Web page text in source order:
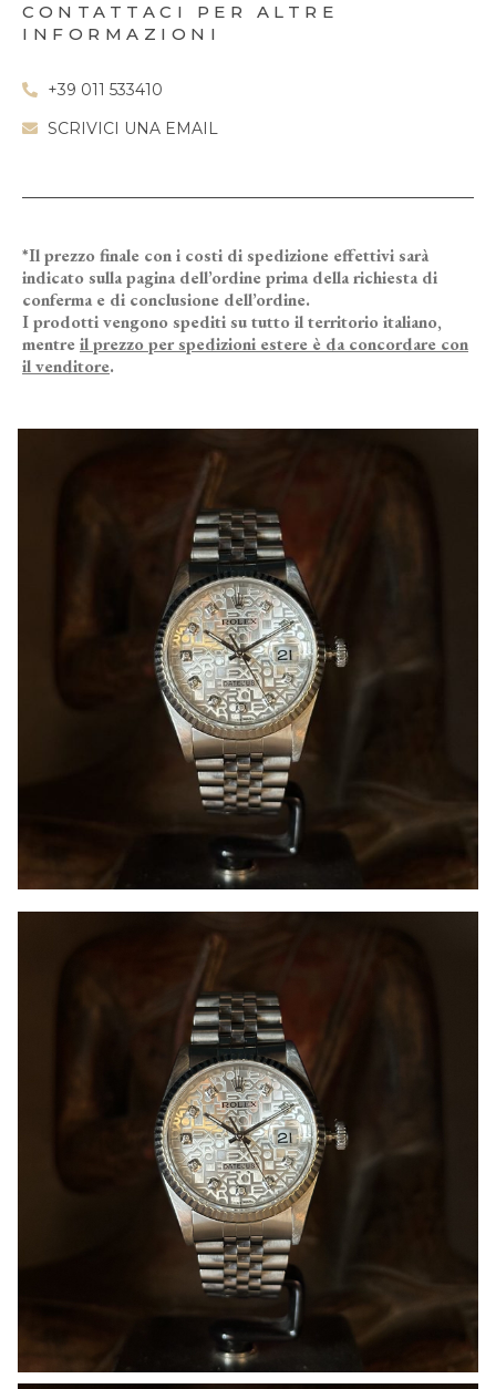
CONTATTACI PER ALTRE
INFORMAZIONI
+39 011 533410
SCRIVICI UNA EMAIL
*Il prezzo finale con i costi di spedizione effettivi sarà
indicato sulla pagina dell’ordine prima della richiesta di
conferma e di conclusione dell’ordine.
I prodotti vengono spediti su tutto il territorio italiano,
mentre il prezzo per spedizioni estere è da concordare con
il venditore.